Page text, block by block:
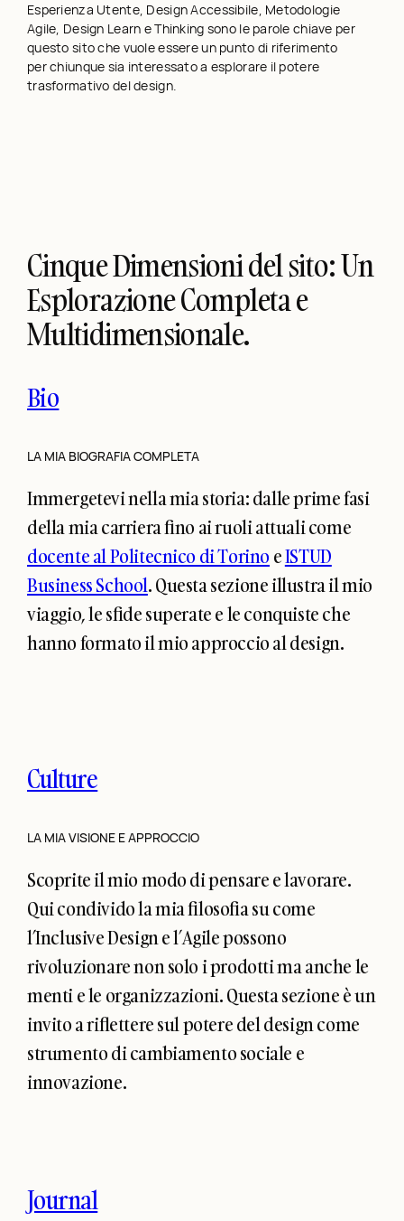
Esperienza Utente, Design Accessibile, Metodologie
Agile, Design Learn e Thinking sono le parole chiave per
questo sito che vuole essere un punto di riferimento
per chiunque sia interessato a esplorare il potere
trasformativo del design.
Cinque Dimensioni del sito: Un
Esplorazione Completa e
Multidimensionale.
Bio
LA MIA BIOGRAFIA COMPLETA
Immergetevi nella mia storia: dalle prime fasi
della mia carriera fino ai ruoli attuali come
docente al Politecnico di Torino eISTUD
Business School. Questa sezione illustra il mio
viaggio, le sfide superate e le conquiste che
hanno formato il mio approccio al design.
Culture
LA MIA VISIONE E APPROCCIO
Scoprite il mio modo di pensare e lavorare.
Qui condivido la mia filosofia su come
l’Inclusive Design e l’Agile possono
rivoluzionare non solo i prodotti ma anche le
menti e le organizzazioni. Questa sezione è un
invito a riflettere sul potere del design come
strumento di cambiamento sociale e
innovazione.
Journal